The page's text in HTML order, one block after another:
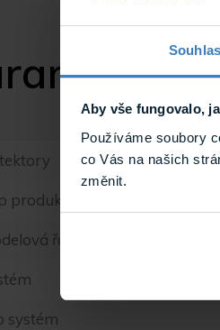
Souhlas
Aby vše fungovalo,
Používáme soubory
co Vás na našich
změnit.
produktu
řada Paradox
systém